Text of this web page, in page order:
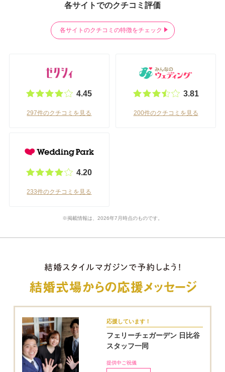
各サイトでのクチコミ評価
各サイトのクチコミの特徴をチェック
4.45
297件のクチコミを見る
3.81
200件のクチコミを見る
4.20
233件のクチコミを見る
※掲載情報は、2026年7月時点のものです。
応援しています！
フェリーチェガーデン 日比谷
スタッフ一同
提供中ご祝儀